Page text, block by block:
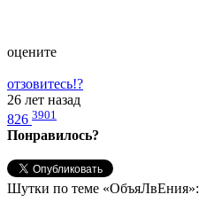
оцените
отзовитесь!?
26 лет назад
826 3901
Понравилось?
Шутки по теме «ОбъяЛвЕния»: